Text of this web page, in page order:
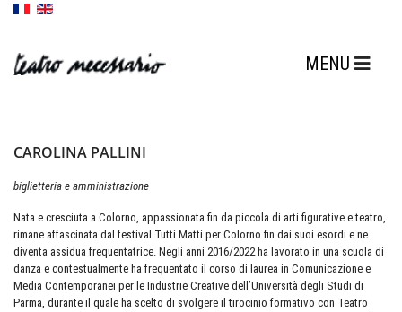
CAROLINA PALLINI
biglietteria e amministrazione
Nata e cresciuta a Colorno, appassionata fin da piccola di arti figurative e teatro,
rimane affascinata dal festival Tutti Matti per Colorno fin dai suoi esordi e ne
diventa assidua frequentatrice. Negli anni 2016/2022 ha lavorato in una scuola di
danza e contestualmente ha frequentato il corso di laurea in Comunicazione e
Media Contemporanei per le Industrie Creative dell’Università degli Studi di
Parma, durante il quale ha scelto di svolgere il tirocinio formativo con Teatro